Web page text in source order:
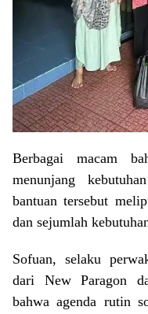
Berbagai macam
menunjang
bantuan tersebut
dan sejumlah
Sofuan, selaku
dari New Paragon
bahwa agenda rutin